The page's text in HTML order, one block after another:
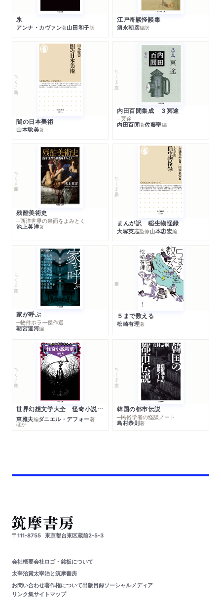
氷
アンナ・カヴァン著山田和子訳
江戸奇談怪談集
須永朝彦編訳
ちくま新書
闇の日本美術
山本聡美著
ちくま文庫
内田百閒集成 ３冥途
─冥途
内田百閒著佐藤聖編
ちくま学芸文庫
残酷美術史
─西洋世界の裏面をよみとく
池上英洋著
ちくま新書
まんが訳 稲生物怪録
大塚英志監修山本忠宏編
ちくま文庫
家が呼ぶ
─物件ホラー傑作選
朝宮運河編
５まで数える
松崎有理著
ちくま文庫
世界幻想文学大全 怪奇小説精華
東雅夫編ダニエル・デフォー著
ほか
ちくま文庫
韓国の都市伝説
─民俗学者の怪談ノート
島村恭則著
〒111-8755 東京都台東区蔵前2-5-3
会社概要会社ロゴ・銘板について
太宰治賞太宰治と筑摩書房
お問い合わせ著作権について出版目録ソーシャルメディア
リンク集サイトマップ